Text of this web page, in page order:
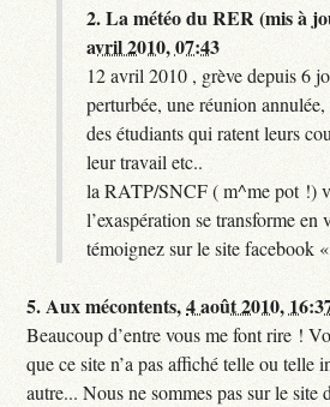
2.La météo du RER (mis à
avril 2010, 07:43
12 avril 2010 , grève depuis 6
perturbée, une réunion annulée,
des étudiants qui ratent leurs
leur travail etc..
la RATP/SNCF ( m^me pot !)
l’exaspération se transforme en
témoignez sur le site facebook
5.Aux mécontents,4 août 2010,
Beaucoup d’entre vous me font rire !
que ce site n’a pas affiché telle ou telle
autre... Nous ne sommes pas sur le